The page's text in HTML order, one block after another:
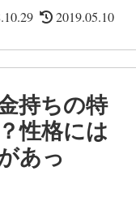
自分に被害が無くて
2019.05.10
持ちの特
性格には
あっ